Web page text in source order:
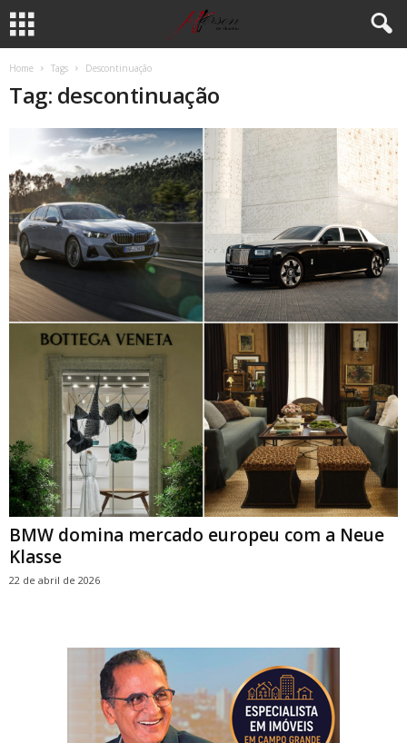
Home Tags Descontinuação
Tag: descontinuação
BMW domina mercado europeu com a Neue
Klasse
22 de abril de 2026